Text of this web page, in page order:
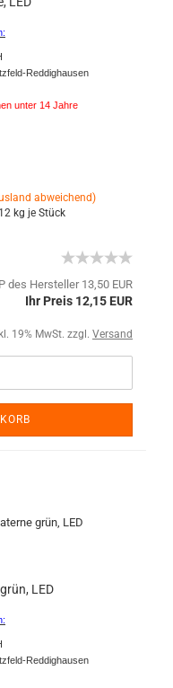
Reddighausen
unter 14 Jahre
abweichend)
kg je Stück
des Hersteller 13,50 EUR
Ihr Preis 12,15 EUR
19% MwSt. zzgl. Versand
LED
Reddighausen